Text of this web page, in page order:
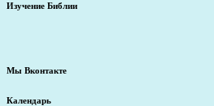
Изучение Библии
Мы Вконтакте
Календарь